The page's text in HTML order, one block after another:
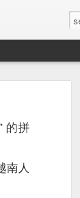
的拼
南人
We